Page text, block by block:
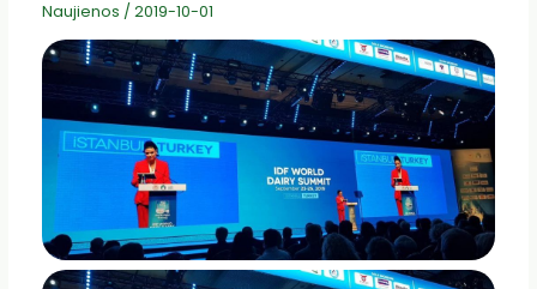
Naujienos / 2019-10-01